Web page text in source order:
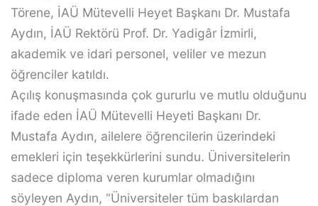
Törene, İAÜ Mütevelli Heyet Başkanı Dr. Mustafa
Aydın, İAÜ Rektörü Prof. Dr. Yadigâr İzmirli,
akademik ve idari personel, veliler ve mezun
öğrenciler katıldı.
Açılış konuşmasında çok gururlu ve mutlu olduğunu
ifade eden İAÜ Mütevelli Heyeti Başkanı Dr.
Mustafa Aydın, ailelere öğrencilerin üzerindeki
emekleri için teşekkürlerini sundu. Üniversitelerin
sadece diploma veren kurumlar olmadığını
söyleyen Aydın, “Üniversiteler tüm baskılardan